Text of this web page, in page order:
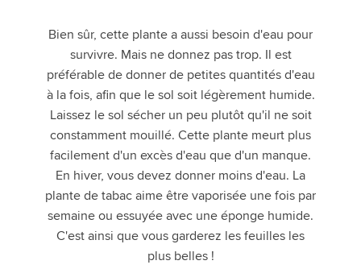
Bien sûr, cette plante a aussi besoin d'eau pour
survivre. Mais ne donnez pas trop. Il est
préférable de donner de petites quantités d'eau
à la fois, afin que le sol soit légèrement humide.
Laissez le sol sécher un peu plutôt qu'il ne soit
constamment mouillé. Cette plante meurt plus
facilement d'un excès d'eau que d'un manque.
En hiver, vous devez donner moins d'eau. La
plante de tabac aime être vaporisée une fois par
semaine ou essuyée avec une éponge humide.
C'est ainsi que vous garderez les feuilles les
plus belles !